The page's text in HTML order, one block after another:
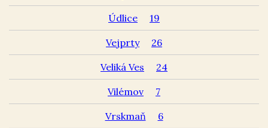
Údlice 19
Vejprty 26
Veliká Ves 24
Vilémov 7
Vrskmaň 6